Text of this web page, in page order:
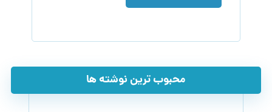
محبوب ترین نوشته ها